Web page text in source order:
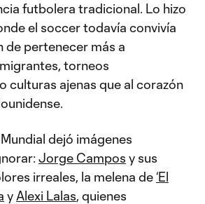
futbolera tradicional. Lo hizo
el soccer todavía convivía
de pertenecer más a
torneos
culturas ajenas que al corazón
dejó imágenes
Jorge Campos y sus
irreales, la melena de‘El
y Alexi Lalas, quienes